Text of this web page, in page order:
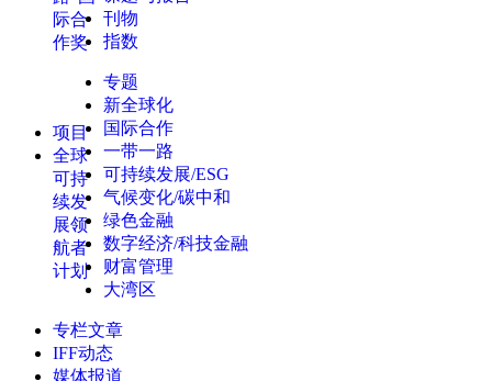
际合
作奖
项目
全球
可持
续发
展领
航者
计划
刊物
指数
专题
新全球化
国际合作
一带一路
可持续发展/ESG
气候变化/碳中和
绿色金融
数字经济/科技金融
财富管理
大湾区
专栏文章
IFF动态
媒体报道